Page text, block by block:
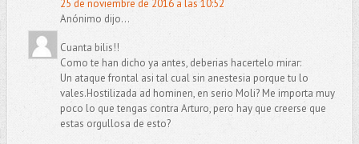
25 de noviembre de 2016 a las 10:52
Anónimo dijo...
Cuanta bilis!!
Como te han dicho ya antes, deberias hacertelo mirar:
Un ataque frontal asi tal cual sin anestesia porque tu lo
vales.Hostilizada ad hominen, en serio Moli? Me importa muy
poco lo que tengas contra Arturo, pero hay que creerse que
estas orgullosa de esto?